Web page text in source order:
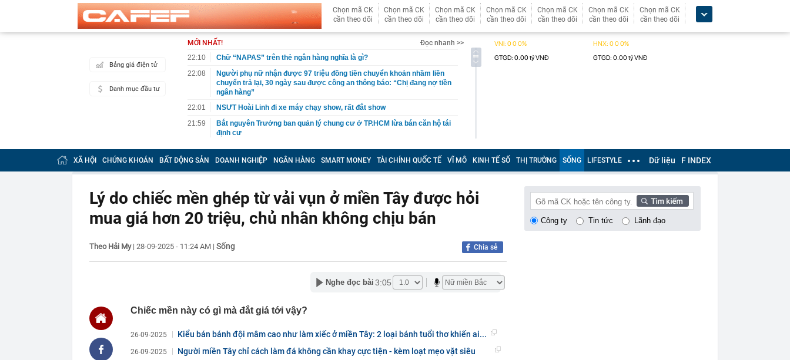
Chọn mã CK
cần theo dõi
Chọn mã CK
cần theo dõi
Chọn mã CK
cần theo dõi
Chọn mã CK
cần theo dõi
Chọn mã CK
cần theo dõi
Chọn mã CK
cần theo dõi
Chọn mã CK
cần theo dõi
Bảng giá điện tử
Danh mục đầu tư
MỚI NHẤT!
Đọc nhanh >>
22:10
Chữ “NAPAS” trên thẻ ngân hàng nghĩa là gì?
22:08
Người phụ nữ nhận được 97 triệu đồng tiền chuyển khoản nhầm liền
chuyển trả lại, 30 ngày sau được công an thông báo: “Chị đang nợ tiền
ngân hàng”
22:01
NSƯT Hoài Linh đi xe máy chạy show, rất đắt show
21:59
Bắt nguyên Trưởng ban quản lý chung cư ở TP.HCM lừa bán căn hộ tái
định cư
21:59
Kênh TikTok chỉ cách tự lấy bánh ở siêu thị, order mì cay… hút cả triệu
view: Vì sao những chuyện tưởng ai cũng biết lại có sức hút?
21:52
Không phải Nga hay Mỹ, "quán quân" sử dụng điện từ năng lượng hạt
21:51
Liên tiếp bạo hành dã man con riêng của nhân tình: Dương Đại Long
khai gì?
21:45
Mẹ đỡ đầu" của giới makeup lao đao đổ nợ, mất quyền kiểm soát
21:40
Vì sao ít nhà làm cửa chính và cửa sau thông thẳng với nhau?
21:39
Mua viên nén đông y trôi nổi về dán nhãn 'lương y' để tiêu thụ
Người thay thế NSƯT Thành Lộc làm giám đốc: "Tôi nói thẳng"
lưu niệm rẻ nhất Myeongdong đang nói ra điều mà ngành miễn thuế
không muốn nghe
21:29
Chiếm đoạt 14 tỷ đồng bằng chiêu huy động tiền cho vay đáo hạn
XÃ HỘI CHỨNG KHOÁN BẤT ĐỘNG SẢN DOANH NGHIỆP NGÂN HÀNG SMART MONEY TÀI CHÍNH QUỐC TẾ VĨ MÔ KINH TẾ SỐ THỊ TRƯỜNG SỐNG LIFESTYLE Dữ liệu F INDEX
Lý do chiếc mền ghép từ vải vụn ở miền Tây được hỏi
mua giá hơn 20 triệu, chủ nhân không chịu bán
Theo Hải My| 28-09-2025 - 11:24 AM | Sống Chia sẻ
Nghe đọc bài 3:05
Chiếc mền này có gì mà đắt giá tới vậy?
26-09-2025 Kiểu bán bánh đội mâm cao như làm xiếc ở miền Tây: 2 loại bánh tuổi thơ khiến ai...
26-09-2025
Người miền Tây chỉ cách làm đá không cần khay cực tiện - kèm loạt mẹo vặt siêu
Công ty Tin tức Lãnh đạo